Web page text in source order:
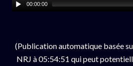
00:00:00
(Publication automatique basée
NRJ à 05:54:51 qui peut